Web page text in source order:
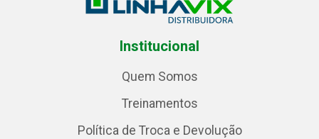
Institucional
Quem Somos
Treinamentos
Política de Troca e Devolução